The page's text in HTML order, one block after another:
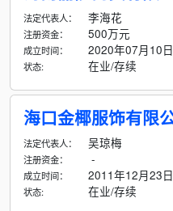
法定代表人： 李海花
注册资金： 500万元
成立时间： 2020年07月10日
状态: 在业/存续
海口金椰服饰有限
法定代表人： 吴琼梅
注册资金： -
成立时间： 2011年12月23日
状态: 在业/存续